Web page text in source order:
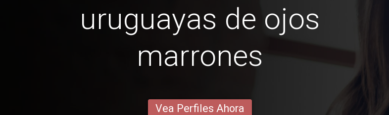
uruguayas de ojos
marrones
Vea Perfiles Ahora